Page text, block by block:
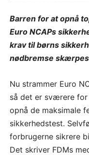
Barren for at opnå
Euro NCAPs
krav til børns
nødbremse
Nu strammer Euro
så det er sværere
opnå de maksimale
sikkerhedstest.
forbrugerne sikrere
Det skriver FDMs